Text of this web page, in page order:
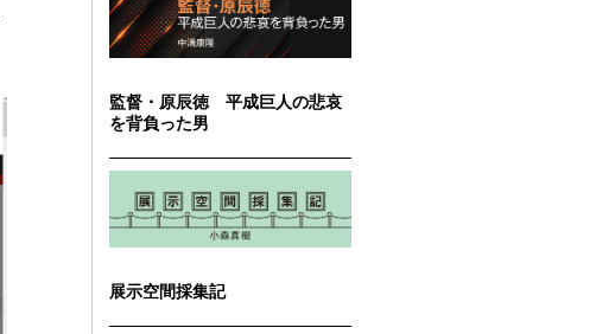
監督・原辰徳 平成巨人の悲哀
を背負った男
展示空間採集記